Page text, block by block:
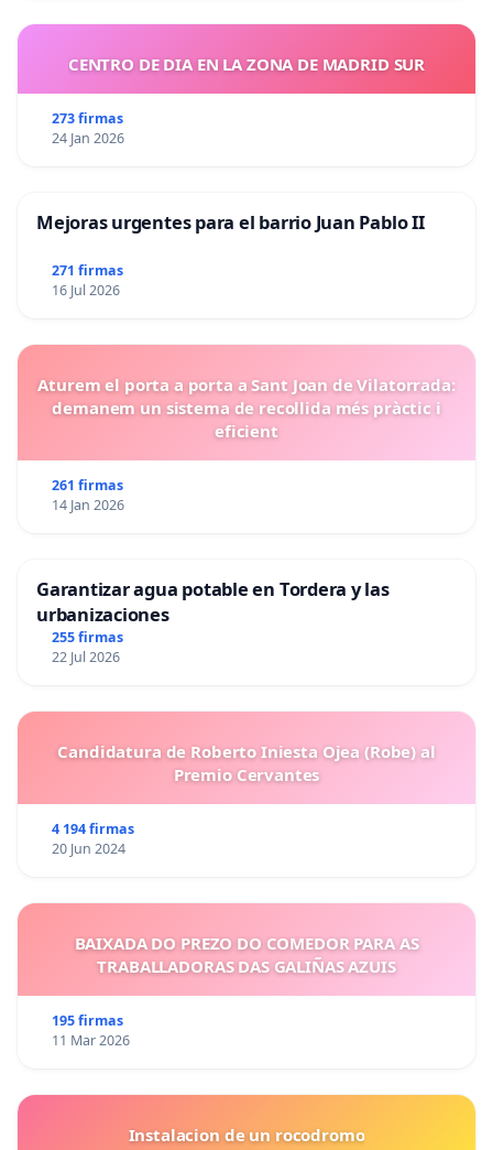
CENTRO DE DIA EN LA ZONA DE MADRID SUR
273 firmas
24 Jan 2026
Mejoras urgentes para el barrio Juan Pablo II
271 firmas
16 Jul 2026
Aturem el porta a porta a Sant Joan de Vilatorrada:
demanem un sistema de recollida més pràctic i
eficient
261 firmas
14 Jan 2026
Garantizar agua potable en Tordera y las
urbanizaciones
255 firmas
22 Jul 2026
Candidatura de Roberto Iniesta Ojea (Robe) al
Premio Cervantes
4 194 firmas
20 Jun 2024
BAIXADA DO PREZO DO COMEDOR PARA AS
TRABALLADORAS DAS GALIÑAS AZUIS
195 firmas
11 Mar 2026
Instalacion de un rocodromo